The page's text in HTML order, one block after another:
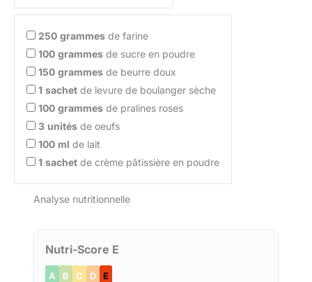
250 grammes de farine
100 grammes de sucre en poudre
150 grammes de beurre doux
1 sachet de levure de boulanger sèche
100 grammes de pralines roses
3 unités de oeufs
100 ml de lait
1 sachet de crème pâtissière en poudre
Analyse nutritionnelle
Nutri-Score E
A B C D E